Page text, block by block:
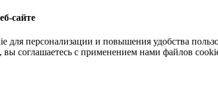
сайте
персонализации и повышения удобства
соглашаетесь с применением нами файлов